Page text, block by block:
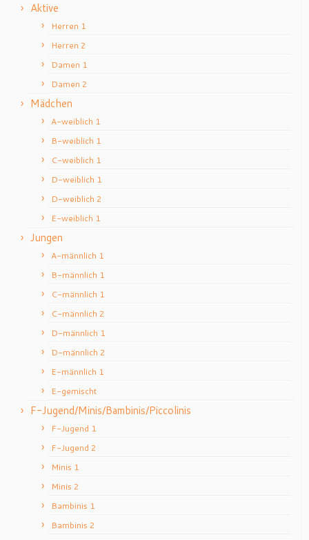
Aktive
Herren 1
Herren 2
Damen 1
Damen 2
Mädchen
A-weiblich 1
B-weiblich 1
C-weiblich 1
D-weiblich 1
D-weiblich 2
E-weiblich 1
Jungen
A-männlich 1
B-männlich 1
C-männlich 1
C-männlich 2
D-männlich 1
D-männlich 2
E-männlich 1
E-gemischt
F-Jugend/Minis/Bambinis/Piccolinis
F-Jugend 1
F-Jugend 2
Minis 1
Minis 2
Bambinis 1
Bambinis 2